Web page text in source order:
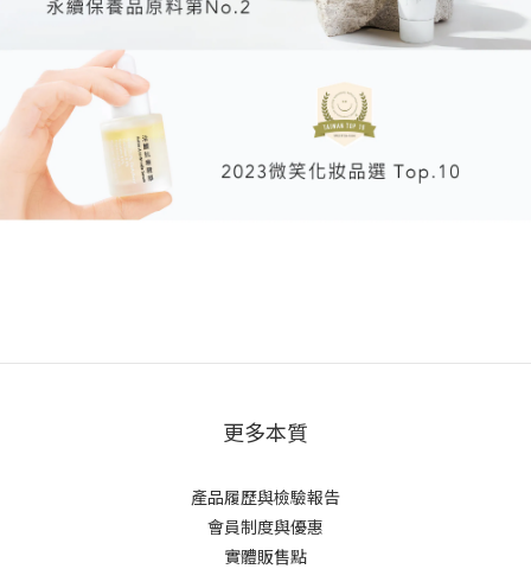
更多本質
產品履歷與檢驗報告
會員制度與優惠
實體販售點